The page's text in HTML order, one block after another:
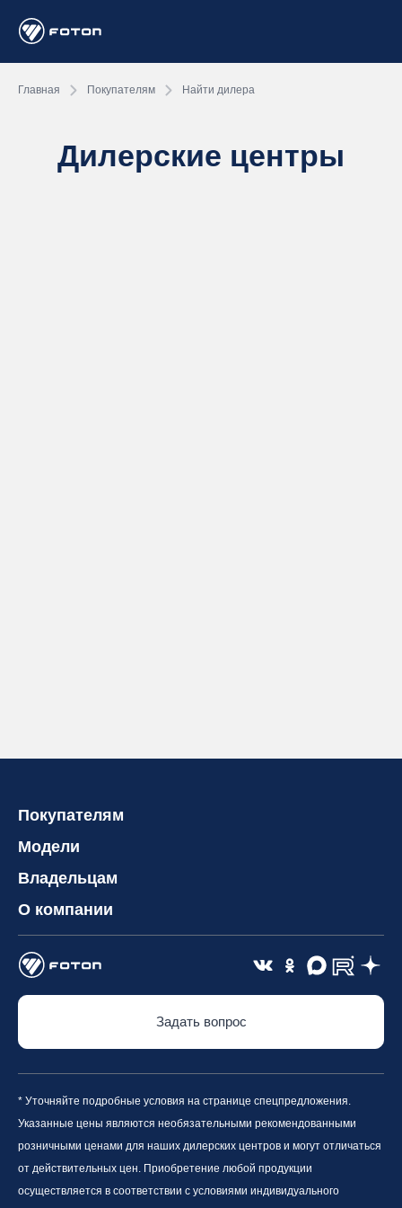
Главная Покупателям Найти дилера
Дилерские центры
Покупателям
Модели
Владельцам
О компании
Задать вопрос
* Уточняйте подробные условия на странице спецпредложения.
Указанные цены являются необязательными рекомендованными
розничными ценами для наших дилерских центров и могут отличаться
от действительных цен. Приобретение любой продукции
осуществляется в соответствии с условиями индивидуального